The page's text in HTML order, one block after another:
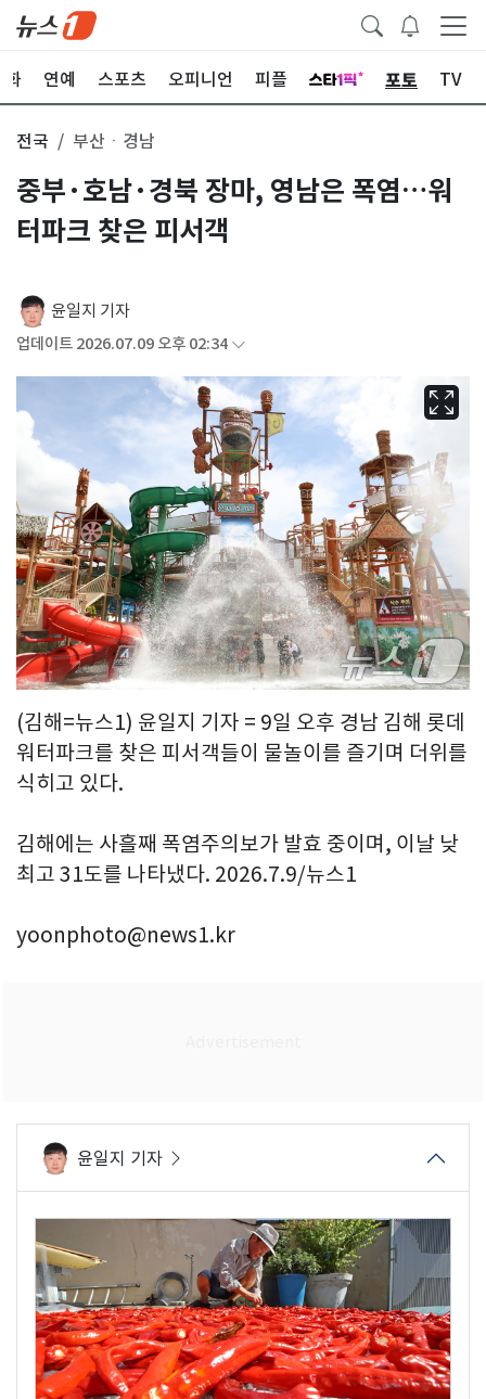
화 연예 스포츠 오피니언 피플 포토 TV
전국 부산ㆍ경남
중부·호남·경북 장마, 영남은 폭염…워
터파크 찾은 피서객
윤일지 기자
업데이트 2026.07.09 오후 02:34
(김해=뉴스1) 윤일지 기자 = 9일 오후 경남 김해 롯데
워터파크를 찾은 피서객들이 물놀이를 즐기며 더위를
식히고 있다.
김해에는 사흘째 폭염주의보가 발효 중이며, 이날 낮
최고 31도를 나타냈다. 2026.7.9/뉴스1
yoonphoto@news1.kr
윤일지 기자